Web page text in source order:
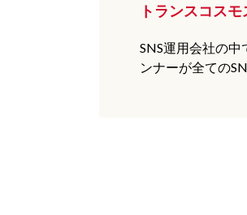
トランスコス
SNS運用会社の
ンナーが全ての